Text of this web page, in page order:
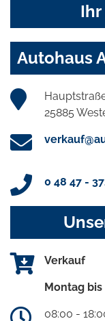
Autohaus
25885
0 48 47 -
Verkauf
Montag
08:00 -